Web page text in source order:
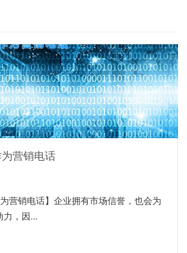
营销电话
为营销电话】企业拥有市场信誉，也会为
力，因...